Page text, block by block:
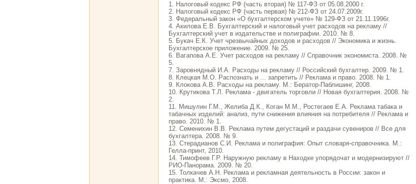
1. Налоговый кодекс РФ (часть вторая) № 117-ФЗ от 05.08.2000 г.
2. Налоговый кодекс РФ (часть первая) № 212-ФЗ от 24.07.2009г.
3. Федеральный закон «О бухгалтерском учете» № 129-ФЗ от 21.11.1996г.
4. Акилова Е.В. Бухгалтерский и налоговый учет расходов на рекламу //
Бухгалтерский учет в издательстве и полиграфии. 2010. № 8.
5. Букач Е.К. Учет чрезвычайных доходов и расходов // Экономика и жизнь.
Бухгалтерское приложение. 2009. № 25.
6. Вагапова А.Е. Учет расходов на рекламу // Справочник экономиста. 2008. №
5.
7. Заровнядный И.А. Расходы на рекламу // Российский бухгалтер. 2009. № 1.
8. Клецкая М.О. Распознать и ... запретить // Реклама и право. 2008. № 1.
9. Клокова А.В. Расходы на рекламу. М.: Бератор-Паблишинг, 2008.
10. Крутикова Т.Л. Реклама - двигатель торговли // Новая бухгалтерия. 2008. №
2.
11. Мишулин Г.М., Желиба Д.К., Коган М.М., Ростегаев Е.А. Реклама табака и
табачных изделий: анализ, пути снижения влияния на потребителя // Реклама и
право. 2010. № 1.
12. Семенихин В.В. Реклама путем дегустаций и раздачи сувениров // Все для
бухгалтера. 2008. № 9.
13. Стерадианов С.И. Реклама и полиграфия: Опыт словаря-справочника. М.:
Гелла-принт, 2010.
14. Тимофеев Г.Р. Наружную рекламу в Находке упорядочат и модернизируют //
РИО-Панорама. 2009. № 20.
15. Толкачев А.Н. Реклама и рекламная деятельность в России: закон и
практика. М.: Эксмо, 2008.